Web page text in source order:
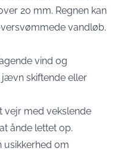
20 mm. Regnen kan
vandløb.
vind og
jævn skiftende eller
vejr med vekslende
ånde lettet op.
usikkerhed om